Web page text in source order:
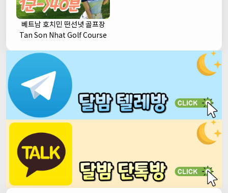
베트남 호치민 떤선녓 골프장
Tan Son Nhat Golf Course